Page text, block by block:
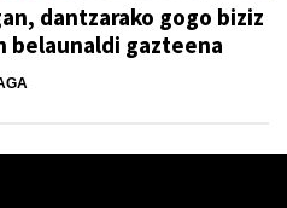
dantzarako gogo biziz
belaunaldi gazteena